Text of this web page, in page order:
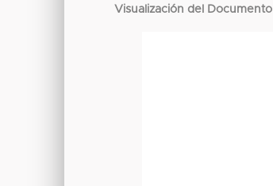
Visualización del Documento